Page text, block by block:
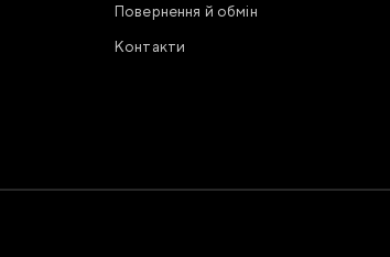
Повернення й обмін
Контакти